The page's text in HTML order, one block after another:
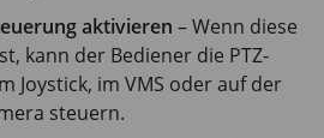
aktivieren – Wenn diese
kann der Bediener die PTZ-
Joystick, im VMS oder auf der
steuern.